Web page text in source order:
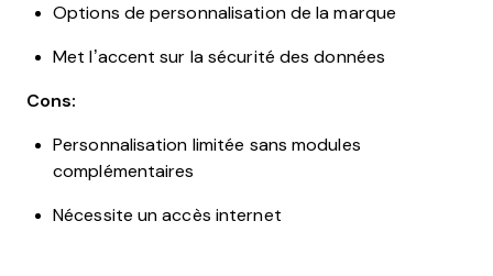
Options de personnalisation de la marque
Met l’accent sur la sécurité des données
Cons:
Personnalisation limitée sans modules
complémentaires
Nécessite un accès internet